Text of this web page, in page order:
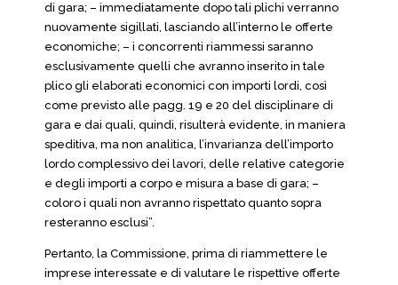
di gara; – immediatamente dopo tali plichi verranno
nuovamente sigillati, lasciando all’interno le offerte
economiche; – i concorrenti riammessi saranno
esclusivamente quelli che avranno inserito in tale
plico gli elaborati economici con importi lordi, così
come previsto alle pagg. 19 e 20 del disciplinare di
gara e dai quali, quindi, risulterà evidente, in maniera
speditiva, ma non analitica, l’invarianza dell’importo
lordo complessivo dei lavori, delle relative categorie
e degli importi a corpo e misura a base di gara; –
coloro i quali non avranno rispettato quanto sopra
resteranno esclusi”.
Pertanto, la Commissione, prima di riammettere le
imprese interessate e di valutare le rispettive offerte